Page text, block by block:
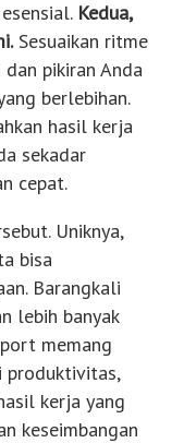
Kedua,
Sesuaikan ritme
pikiran Anda
berlebihan.
hasil kerja
sekadar
cepat.
Uniknya,
bisa
Barangkali
lebih banyak
memang
produktivitas,
kerja yang
keseimbangan